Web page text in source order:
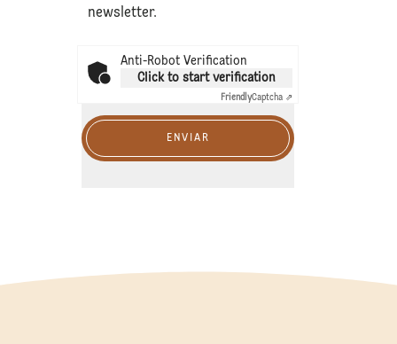
newsletter.
Anti-Robot Verification
Click to start verification
FriendlyCaptcha ⇗
ENVIAR